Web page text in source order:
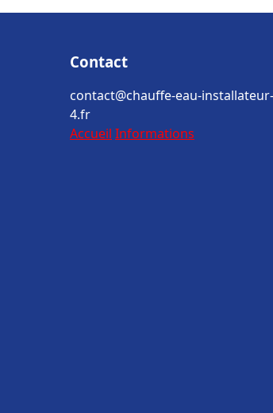
Contact
contact@chauffe-eau-installateur-
4.fr
Accueil Informations